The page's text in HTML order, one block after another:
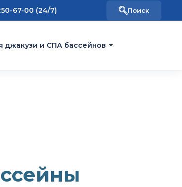
67-00 (24/7)
джакузи и СПА бассейнов